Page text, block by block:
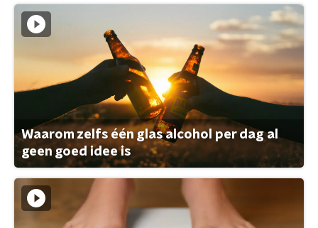
Waarom zelfs één glas alcohol per dag al
geen goed idee is